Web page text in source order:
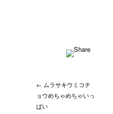
← ムラサキウミコチ
ョウめちゃめちゃいっ
ぱい